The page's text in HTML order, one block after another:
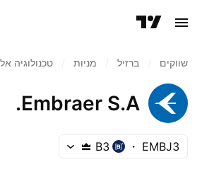
שווקים ברזיל‏ מניות‏ טכנולוגיה
Embraer S.A.
EMBJ3
B3